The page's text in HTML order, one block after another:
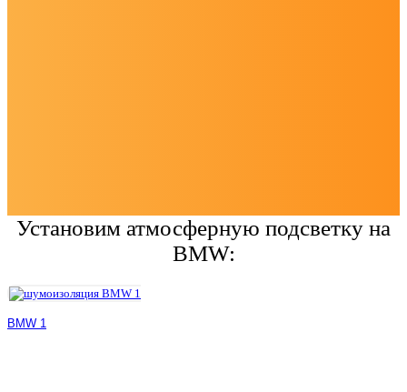
Установим атмосферную подсветку на
BMW:
BMW 1